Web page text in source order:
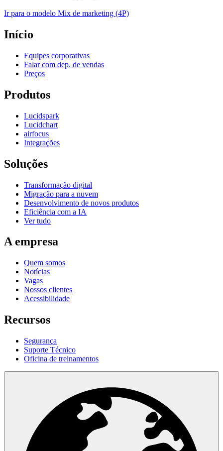
Ir para o modelo Mix de marketing (4P)
Início
Equipes corporativas
Falar com dep. de vendas
Preços
Produtos
Lucidspark
Lucidchart
airfocus
Integrações
Soluções
Transformação digital
Migração para a nuvem
Desenvolvimento de novos produtos
Eficiência com a IA
Ver tudo
A empresa
Quem somos
Notícias
Vagas
Nossos clientes
Acessibilidade
Recursos
Segurança
Suporte Técnico
Oficina de treinamentos